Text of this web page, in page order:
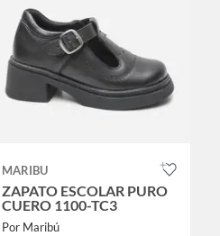
MARIBU
ZAPATO ESCOLAR PURO
CUERO 1100-TC3
Por Maribú